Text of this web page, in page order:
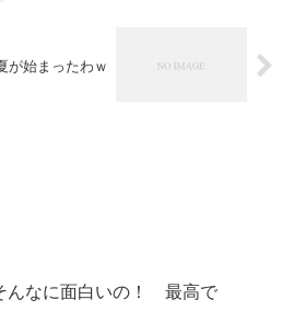
が始まったわｗ
なに面白いの！ 最高で